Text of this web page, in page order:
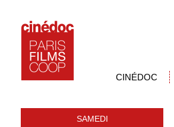
CINÉDOC
SAMEDI